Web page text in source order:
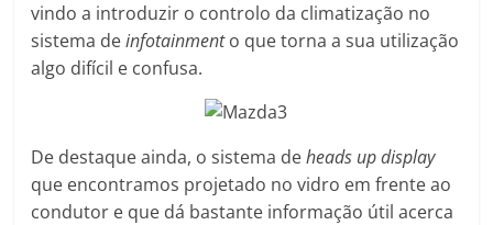
vindo a introduzir o controlo da climatização no
sistema deinfotainmento que torna a sua utilização
algo difícil e confusa.
De destaque ainda, o sistema deheads up display
que encontramos projetado no vidro em frente ao
condutor e que dá bastante informação útil acerca